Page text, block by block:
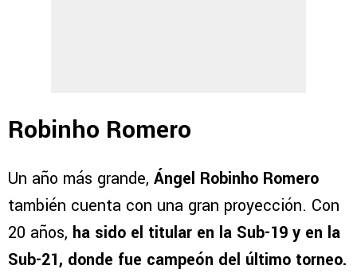
Robinho Romero
Un año más grande, Ángel Robinho Romero
también cuenta con una gran proyección. Con
20 años, ha sido el titular en la Sub-19 y en la
Sub-21, donde fue campeón del último torneo.